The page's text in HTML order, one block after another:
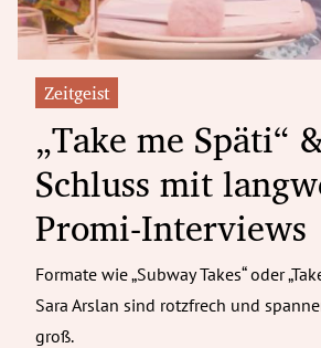
Zeitgeist
„Take me Späti“
Schluss mit
Promi-Interviews
Formate wie „Subway Takes“ oder
Sara Arslan sind rotzfrech und
groß.